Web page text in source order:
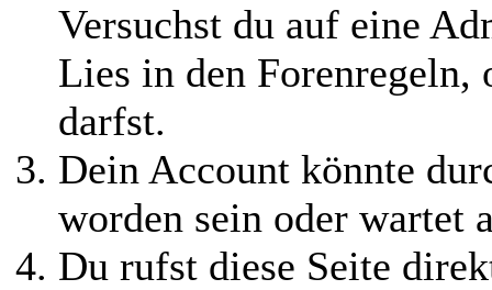
Versuchst du auf eine
Lies in den Forenregeln,
darfst.
Dein Account könnte
worden sein oder wartet
Du rufst diese Seite